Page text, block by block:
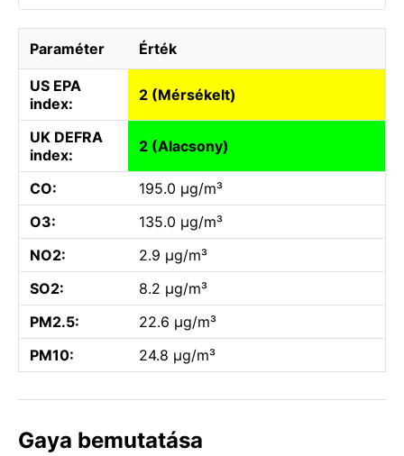
Paraméter Érték
US EPA
index:
2 (Mérsékelt)
UK DEFRA
index:
2 (Alacsony)
CO:
195.0 µg/m³
O3:
135.0 µg/m³
NO2:
2.9 µg/m³
SO2:
8.2 µg/m³
PM2.5:
22.6 µg/m³
PM10:
24.8 µg/m³
Gaya bemutatása